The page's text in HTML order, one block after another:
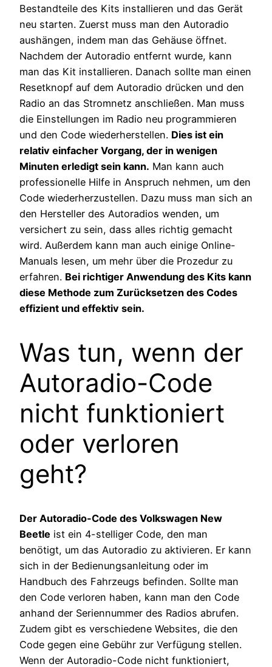
Bestandteile des Kits installieren und das Gerät
neu starten. Zuerst muss man den Autoradio
aushängen, indem man das Gehäuse öffnet.
Nachdem der Autoradio entfernt wurde, kann
man das Kit installieren. Danach sollte man einen
Resetknopf auf dem Autoradio drücken und den
Radio an das Stromnetz anschließen. Man muss
die Einstellungen im Radio neu programmieren
und den Code wiederherstellen. Dies ist ein
relativ einfacher Vorgang, der in wenigen
Minuten erledigt sein kann. Man kann auch
professionelle Hilfe in Anspruch nehmen, um den
Code wiederherzustellen. Dazu muss man sich an
den Hersteller des Autoradios wenden, um
versichert zu sein, dass alles richtig gemacht
wird. Außerdem kann man auch einige Online-
Manuals lesen, um mehr über die Prozedur zu
erfahren. Bei richtiger Anwendung des Kits kann
diese Methode zum Zurücksetzen des Codes
effizient und effektiv sein.
Was tun, wenn der
Autoradio-Code
nicht funktioniert
oder verloren
geht?
Der Autoradio-Code des Volkswagen New
Beetle ist ein 4-stelliger Code, den man
benötigt, um das Autoradio zu aktivieren. Er kann
sich in der Bedienungsanleitung oder im
Handbuch des Fahrzeugs befinden. Sollte man
den Code verloren haben, kann man den Code
anhand der Seriennummer des Radios abrufen.
Zudem gibt es verschiedene Websites, die den
Code gegen eine Gebühr zur Verfügung stellen.
Wenn der Autoradio-Code nicht funktioniert,